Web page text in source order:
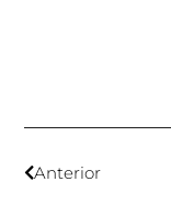
Anterior